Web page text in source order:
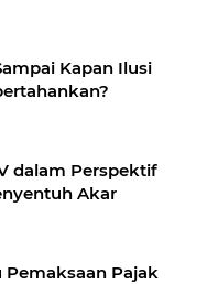
Kapan Ilusi
dalam Perspektif
Akar
Pajak